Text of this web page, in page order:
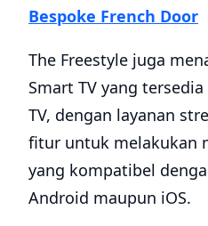
Bespoke French Door
The Freestyle juga
Smart TV yang
TV, dengan layanan
fitur untuk melakukan
yang kompatibel
Android maupun iOS.